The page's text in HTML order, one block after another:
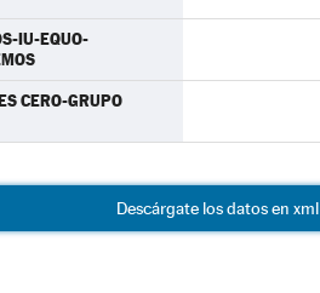
IU-EQUO-
CERO-GRUPO
Descárgate los datos en xml